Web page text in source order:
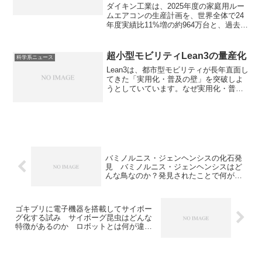
ダイキン工業は、2025年度の家庭用ルー
ムエアコンの生産計画を、世界全体で24
年度実績比11%増の約964万台と、過去最
で圧倒的なシェアを誇り、家庭用でも高
い人気があります。ダイキンのエアコン
の特徴やそのメカニズムを知ることがで
きます。
科学系ニュース 超小型モビリティLean3の量産化
Lean3は、都市型モビリティが長年直面し
てきた「実用化・普及の壁」を突破しよ
うとしていています。なぜ実用化・普及
バミノルニス・ジェンヘンシスの化石発
見 バミノルニス・ジェンヘンシスはど
んな鳥なのか？発見されたことで何が明
ゴキブリに電子機器を搭載してサイボー
グ化する試み サイボーグ昆虫はどんな
特徴があるのか ロボットとは何が違う